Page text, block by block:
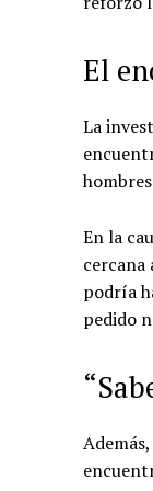
El
La
En la
cercana
podría
pedido